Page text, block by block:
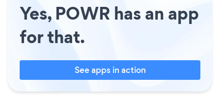
Yes, POWR has an app
for that.
See apps in action